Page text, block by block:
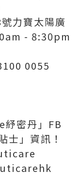
力寶太陽廣
- 8:30pm
0055
密丹」FB
士」資訊！